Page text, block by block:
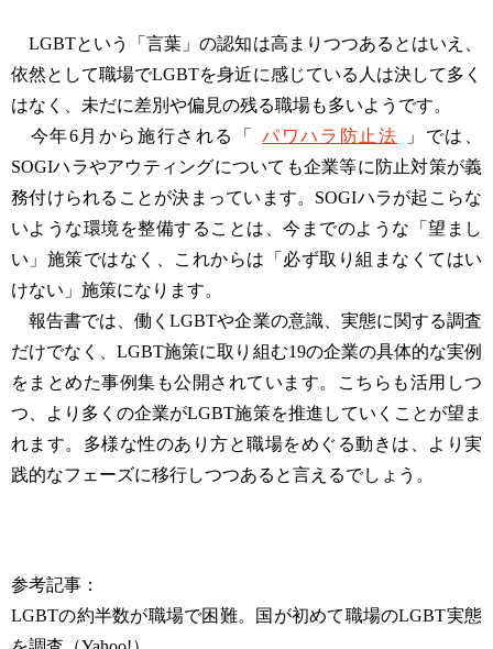
LGBTという「言葉」の認知は高まりつつあるとはいえ、
依然として職場でLGBTを身近に感じている人は決して多く
はなく、未だに差別や偏見の残る職場も多いようです。
今年6月から施行される「
パワハラ防止法
」では、
SOGIハラやアウティングについても企業等に防止対策が義
務付けられることが決まっています。SOGIハラが起こらな
いような環境を整備することは、今までのような「望まし
い」施策ではなく、これからは「必ず取り組まなくてはい
けない」施策になります。
報告書では、働くLGBTや企業の意識、実態に関する調査
だけでなく、LGBT施策に取り組む19の企業の具体的な実例
をまとめた事例集も公開されています。こちらも活用しつ
つ、より多くの企業がLGBT施策を推進していくことが望ま
れます。多様な性のあり方と職場をめぐる動きは、より実
践的なフェーズに移行しつつあると言えるでしょう。
参考記事：
LGBTの約半数が職場で困難。国が初めて職場のLGBT実態